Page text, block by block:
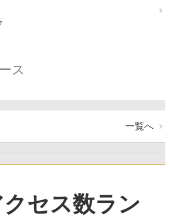
ス
一覧へ
セス数ラン